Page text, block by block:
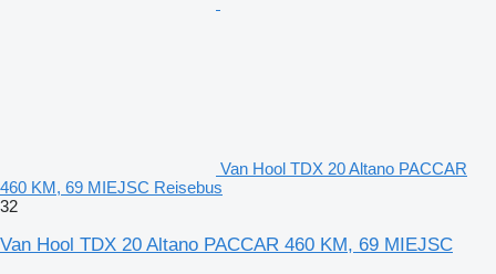
Van Hool TDX 20 Altano PACCAR
460 KM, 69 MIEJSC Reisebus
32
Van Hool TDX 20 Altano PACCAR 460 KM, 69 MIEJSC